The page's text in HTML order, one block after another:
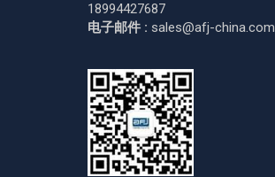
18994427687
电子邮件 : sales@afj-china.com